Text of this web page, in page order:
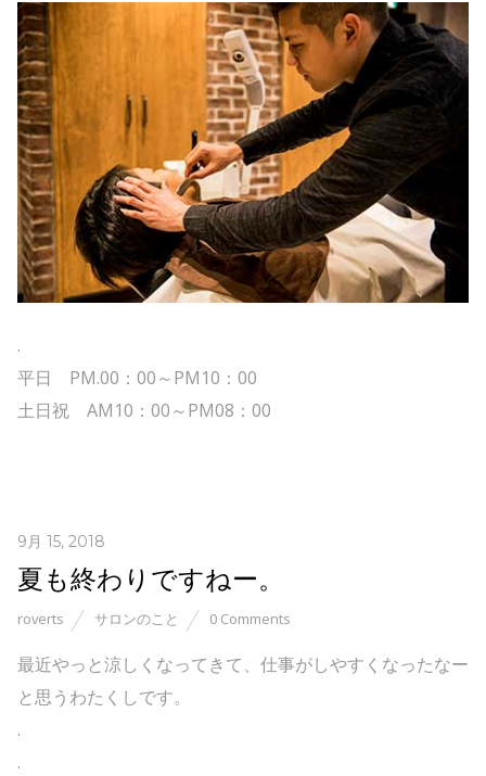
.
平日 PM.00：00～PM10：00
土日祝 AM10：00～PM08：00
9月 15, 2018
夏も終わりですねー。
roverts サロンのこと 0 Comments
最近やっと涼しくなってきて、仕事がしやすくなったなー
と思うわたくしです。
.
.